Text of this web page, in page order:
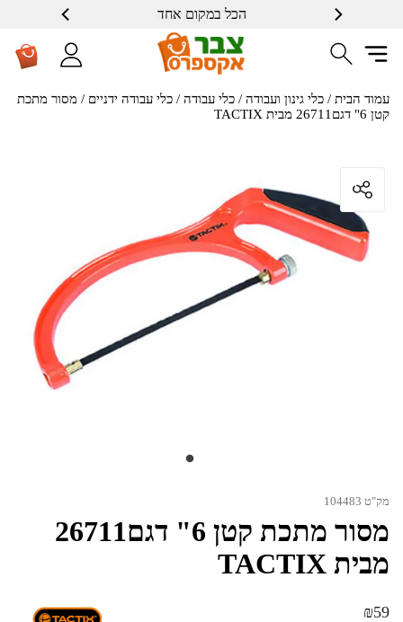
הכל במקום אחד
שרות ברמה גבוה
עמוד הבית / כלי גינון ועבודה / כלי עבודה / כלי עבודה ידניים / מסור מתכת
קטן 6" דגם26711 מבית TACTIX
מק"ט 104483
מסור מתכת קטן 6" דגם26711
מבית TACTIX
₪59